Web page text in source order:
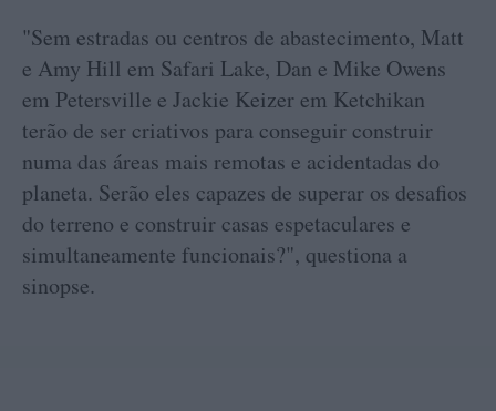
"Sem estradas ou centros de abastecimento, Matt
e Amy Hill em Safari Lake, Dan e Mike Owens
em Petersville e Jackie Keizer em Ketchikan
terão de ser criativos para conseguir construir
numa das áreas mais remotas e acidentadas do
planeta. Serão eles capazes de superar os desafios
do terreno e construir casas espetaculares e
simultaneamente funcionais?", questiona a
sinopse.